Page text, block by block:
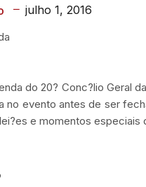
julho 1, 2016
do 20? Conc?lio Geral
no evento antes de ser
e momentos especiais